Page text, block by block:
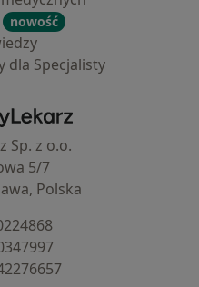
nowość
dla Specjalisty
- Strona główna
Sp. z o.o.
5/7
Polska